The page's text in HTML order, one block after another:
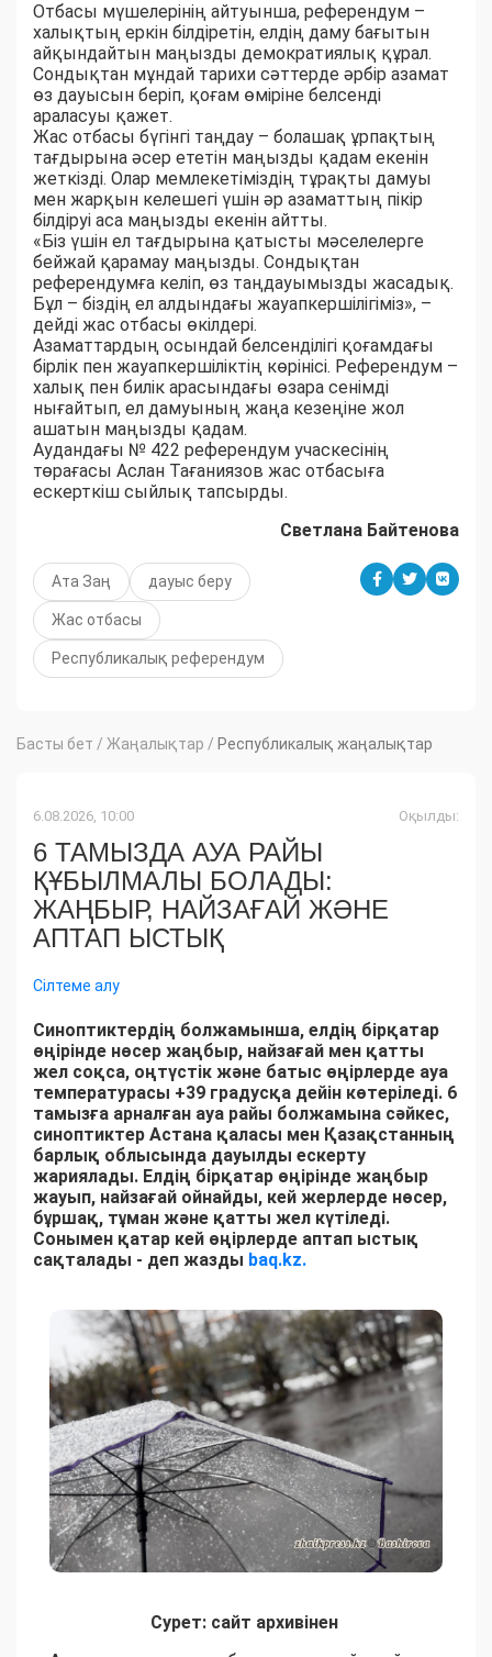
Отбасы мүшелерінің айтуынша, референдум –
халықтың еркін білдіретін, елдің даму бағытын
айқындайтын маңызды демократиялық құрал.
Сондықтан мұндай тарихи сәттерде әрбір азамат
өз дауысын беріп, қоғам өміріне белсенді
араласуы қажет.
Жас отбасы бүгінгі таңдау – болашақ ұрпақтың
тағдырына әсер ететін маңызды қадам екенін
жеткізді. Олар мемлекетіміздің тұрақты дамуы
мен жарқын келешегі үшін әр азаматтың пікір
білдіруі аса маңызды екенін айтты.
«Біз үшін ел тағдырына қатысты мәселелерге
бейжай қарамау маңызды. Сондықтан
референдумға келіп, өз таңдауымызды жасадық.
Бұл – біздің ел алдындағы жауапкершілігіміз», –
дейді жас отбасы өкілдері.
Азаматтардың осындай белсенділігі қоғамдағы
бірлік пен жауапкершіліктің көрінісі. Референдум –
халық пен билік арасындағы өзара сенімді
нығайтып, ел дамуының жаңа кезеңіне жол
ашатын маңызды қадам.
Аудандағы № 422 референдум учаскесінің
төрағасы Аслан Тағаниязов жас отбасыға
ескерткіш сыйлық тапсырды.
Светлана Байтенова
Ата Заң дауыс беру
Жас отбасы
Республикалық референдум
Басты бет / Жаңалықтар / Республикалық жаңалықтар
6.08.2026, 10:00 Оқылды:
6 ТАМЫЗДА АУА РАЙЫ
ҚҰБЫЛМАЛЫ БОЛАДЫ:
ЖАҢБЫР, НАЙЗАҒАЙ ЖӘНЕ
АПТАП ЫСТЫҚ
Сілтеме алу
Синоптиктердің болжамынша, елдің бірқатар
өңірінде нөсер жаңбыр, найзағай мен қатты
жел соқса, оңтүстік және батыс өңірлерде ауа
температурасы +39 градусқа дейін көтеріледі. 6
тамызға арналған ауа райы болжамына сәйкес,
синоптиктер Астана қаласы мен Қазақстанның
барлық облысында дауылды ескерту
жариялады. Елдің бірқатар өңірінде жаңбыр
жауып, найзағай ойнайды, кей жерлерде нөсер,
бұршақ, тұман және қатты жел күтіледі.
Сонымен қатар кей өңірлерде аптап ыстық
сақталады - деп жазды baq.kz.
Сурет: сайт архивінен